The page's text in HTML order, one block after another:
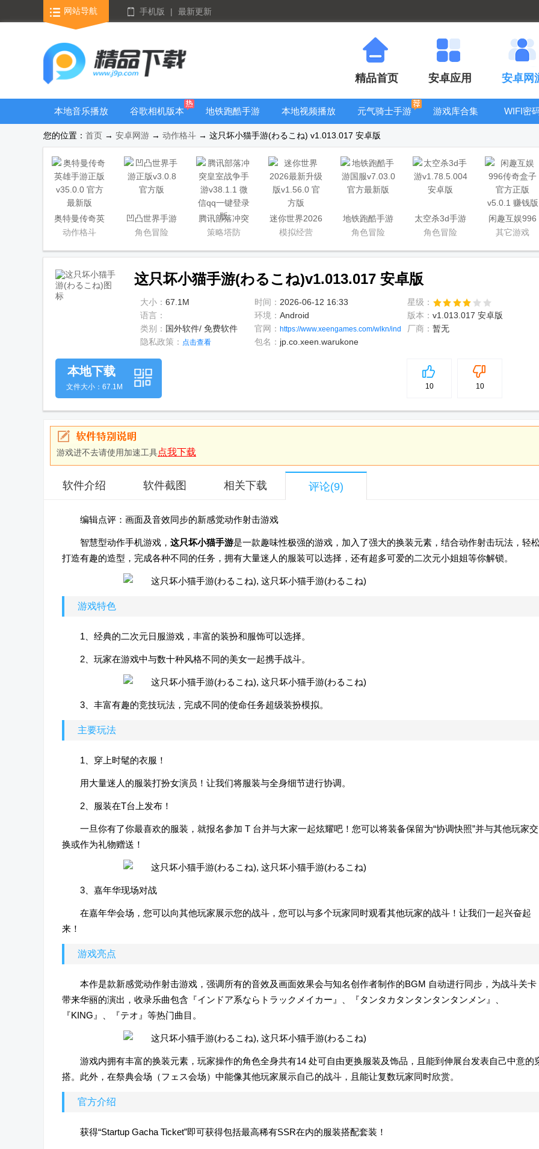
网站导航 手机版 | 最新更新
精品首页 安卓应用 安卓网
本地音乐播放
谷歌相机版本
地铁跑酷手游
大全
本地视频播放
元气骑士手游
游戏库合集
WIFI密
隐藏应用APP
您的位置： 首页 → 安卓网游 → 动作格斗 → 这只坏小猫手游(わるこね) v1.013.017 安卓版
奥特曼传奇英
雄手游正版
动作格斗
凹凸世界手游
正版
角色冒险
腾讯部落冲突
皇室战争手游
策略塔防
迷你世界2026
最新升级版
模拟经营
地铁跑酷手游
国服
角色冒险
太空杀3d手游
角色冒险
闲趣互娱996
传奇盒子官方
其它游戏
这只坏小猫手游(わるこね)v1.013.017 安卓版
大小： 67.1M 时间： 2026-06-12 16:33
星级：
语言：
环境： Android 版本： v1.013.017 安卓版
类别： 国外软件/ 免费软件 官网： https://www.xeengames.com/wlkn/index厂商： 暂无
隐私政策： 点击查看 包名： jp.co.xeen.warukone
5
10 10
本地下载
文件大小：67.1M
游戏进不去请使用加速工具点我下载
软件介绍 软件截图 相关下载 评论(9)
编辑点评：画面及音效同步的新感觉动作射击游戏
智慧型动作手机游戏， 这只坏小猫手游是一款趣味性极强的游戏，加入了强大的换装元素，结合动作射击玩法，轻
打造有趣的造型，完成各种不同的任务，拥有大量迷人的服装可以选择，还有超多可爱的二次元小姐姐等你解锁。
游戏特色
1、经典的二次元日服游戏，丰富的装扮和服饰可以选择。
2、玩家在游戏中与数十种风格不同的美女一起携手战斗。
3、丰富有趣的竞技玩法，完成不同的使命任务超级装扮模拟。
主要玩法
1、穿上时髦的衣服！
用大量迷人的服装打扮女演员！让我们将服装与全身细节进行协调。
2、服装在T台上发布！
一旦你有了你最喜欢的服装，就报名参加 T 台并与大家一起炫耀吧！您可以将装备保留为“协调快照”并与其他玩家交
换或作为礼物赠送！
3、嘉年华现场对战
在嘉年华会场，您可以向其他玩家展示您的战斗，您可以与多个玩家同时观看其他玩家的战斗！让我们一起兴奋起
来！
游戏亮点
本作是款新感觉动作射击游戏，强调所有的音效及画面效果会与知名创作者制作的BGM 自动进行同步，为战斗关卡
带来华丽的演出，收录乐曲包含『インドア系ならトラックメイカー』、『タンタカタンタンタンタンメン』、
『KING』、『テオ』等热门曲目。
游戏内拥有丰富的换装元素，玩家操作的角色全身共有14 处可自由更换服装及饰品，且能到伸展台发表自己中意的
搭。此外，在祭典会场（フェス会场）中能像其他玩家展示自己的战斗，且能让复数玩家同时欣赏。
官方介绍
获得“Startup Gacha Ticket”即可获得包括最高稀有SSR在内的服装搭配套装！